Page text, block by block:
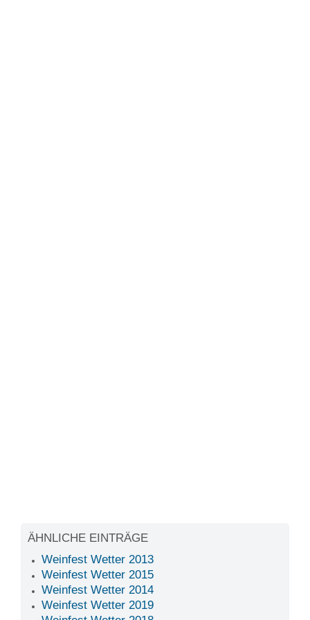
ÄHNLICHE EINTRÄGE
Weinfest Wetter 2013
Weinfest Wetter 2015
Weinfest Wetter 2014
Weinfest Wetter 2019